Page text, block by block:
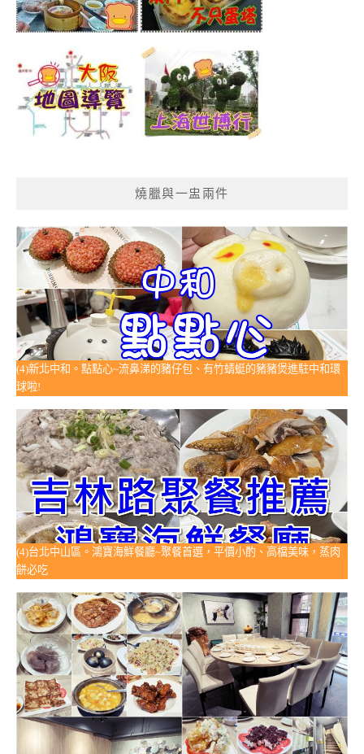
燒臘與一盅兩件
(4)新北中和。點點心~流鼻涕的豬仔包、有竹蜻蜓的豬豬煲進駐中和環
球啦!
(4)台北中山區。鴻寶海鮮餐廳~聚餐首選，平價小酌、高檔美味，蒸肉
餅必吃